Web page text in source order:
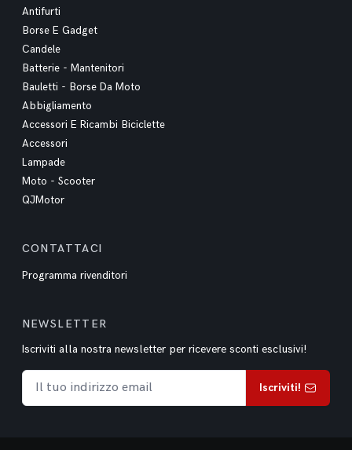
Antifurti
Borse E Gadget
Candele
Batterie - Mantenitori
Bauletti - Borse Da Moto
Abbigliamento
Accessori E Ricambi Biciclette
Accessori
Lampade
Moto - Scooter
QJMotor
CONTATTACI
Programma rivenditori
NEWSLETTER
Iscriviti alla nostra newsletter per ricevere sconti esclusivi!
Iscriviti!